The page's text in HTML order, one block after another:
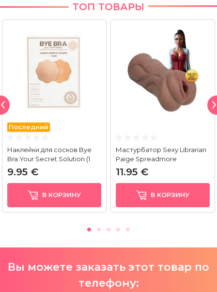
ТОП ТОВАРЫ
Последний
Наклейки для сосков Bye
Bra Your Secret Solution (1
пара)
9.95 €
В КОРЗИНУ
Мастурбатор Sexy Librarian
Paige Spreadmore
11.95 €
В КОРЗИНУ
Вы можете заказать этот товар по
телефону: